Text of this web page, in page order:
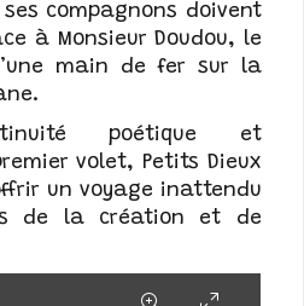
compagnons doivent
à Monsieur Doudou, le
main de fer sur la
poétique et
volet, Petits Dieux
un voyage inattendu
de la création et de